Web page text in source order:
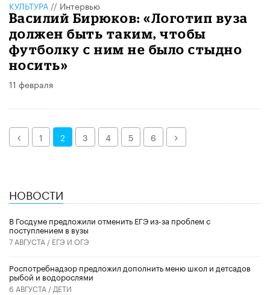
КУЛЬТУРА // Интервью
Василий Бирюков: «Логотип вуза
должен быть таким, чтобы
футболку с ним не было стыдно
носить»
11 февраля
Назад1 2 3 4 5 6 Далее
НОВОСТИ
В Госдуме предложили отменить ЕГЭ из-за проблем с
поступлением в вузы
7 АВГУСТА / ЕГЭ И ОГЭ
Роспотребнадзор предложил дополнить меню школ и детсадов
рыбой и водорослями
6 АВГУСТА / ДЕТИ